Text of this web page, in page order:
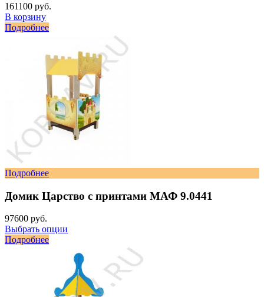
161100 руб.
В корзину
Подробнее
Подробнее
Домик Царство с принтами МАФ 9.0441
97600 руб.
Выбрать опции
Подробнее